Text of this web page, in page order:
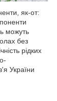
як-от:
можуть
без
рідких
України